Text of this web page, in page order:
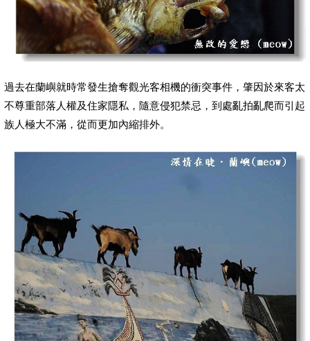
過去在蘭嶼就時常發生搶奪觀光客相機的衝突事件，肇因於來客太
不尊重部落人權及住家隱私，隨意侵犯禁忌，到處亂拍亂爬而引起
族人極大不滿，從而更加內縮排外。